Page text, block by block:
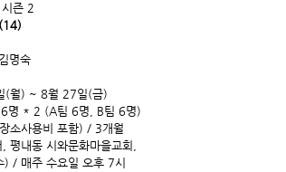
시즌 2
명숙
(월) ~ 8월 27일(금)
명 * 2 (A팀 6명, B팀 6명)
소사용비 포함) / 3개월
평내동 시와문화마을교회,
/ 매주 수요일 오후 7시